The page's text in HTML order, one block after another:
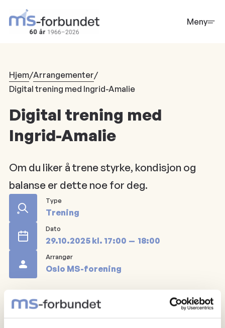
hovedinnhold
Meny
Hjem/Arrangementer/
Digital trening med Ingrid-Amalie
Digital trening med
Ingrid-Amalie
Om du liker å trene styrke, kondisjon og
balanse er dette noe for deg.
Type
Trening
Dato
29.10.2025 kl. 17:00 18:00
Arrangør
Oslo MS-forening
eksempel sirkeltrening og tabata. Morsom trening
med høyt tempo og høy puls.